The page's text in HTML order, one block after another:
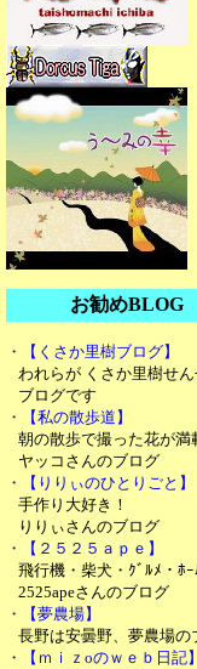
お勧めBLOG
・【くさか里樹ブログ】
われらが くさか里樹せ
ブログです
・【私の散歩道】
朝の散歩で撮った花が満
ヤッコさんのブログ
・【りりぃのひとりごと】
手作り大好き！
りりぃさんのブログ
・【２５２５ａｐｅ】
飛行機・柴犬・ｸﾞﾙﾒ・ﾎｰ
2525apeさんのブログ
・【夢農場】
長野は安曇野、夢農場の
・【ｍｉｚoのｗｅｂ日記】